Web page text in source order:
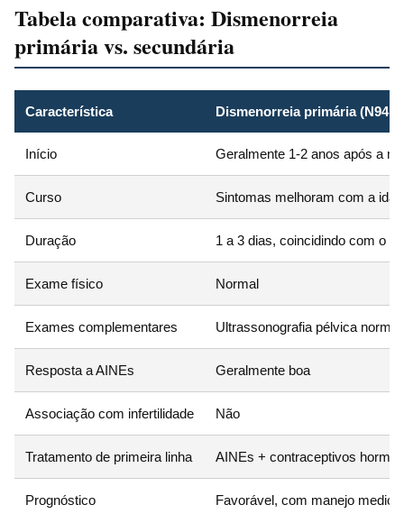
Tabela comparativa: Dismenorreia
primária vs. secundária
Característica Dismenorreia primária (N94.4)
Início Geralmente 1-2 anos após a
Curso Sintomas melhoram com a
Duração 1 a 3 dias, coincidindo com o
Exame físico Normal
Exames complementares Ultrassonografia pélvica normal
Resposta a AINEs Geralmente boa
Associação com infertilidade Não
Tratamento de primeira linha AINEs + contraceptivos
Prognóstico Favorável, com manejo